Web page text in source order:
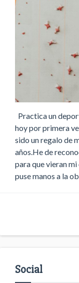
Practica un
hoy por primera
sido un regalo de
años.He de
para que vieran
puse manos a la
Social